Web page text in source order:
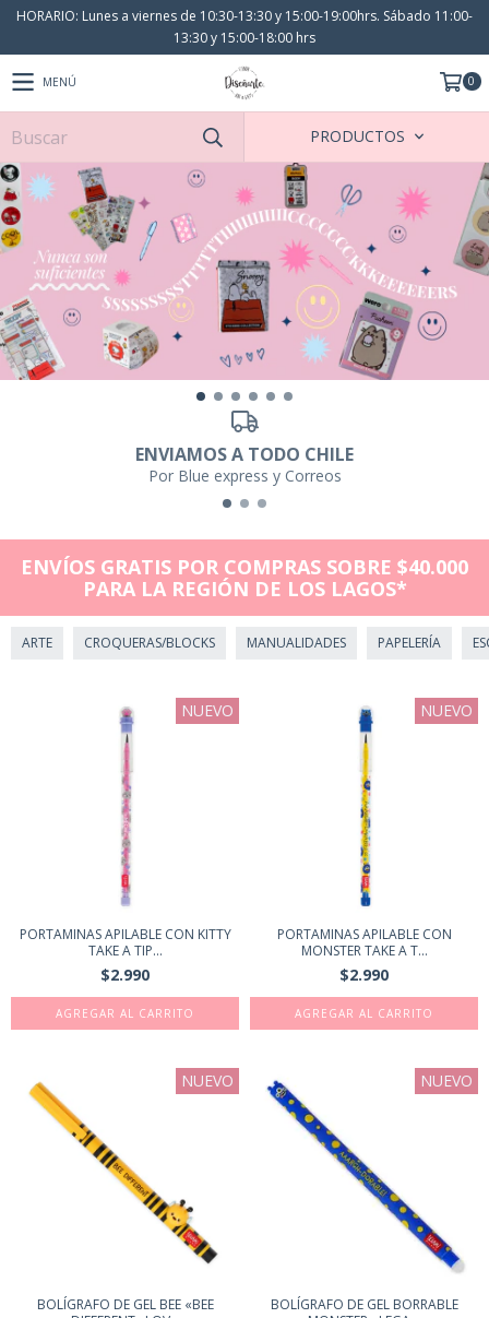
HORARIO: Lunes a viernes de 10:30-13:30 y 15:00-19:00hrs. Sábado 11:00-
13:30 y 15:00-18:00 hrs
MENÚ 0
PRODUCTOS
ENVIAMOS A TODO CHILE
Por Blue express y Correos
ENVÍOS GRATIS POR COMPRAS SOBRE $40.000
PARA LA REGIÓN DE LOS LAGOS*
ARTE CROQUERAS/BLOCKS MANUALIDADES PAPELERÍA
NUEVO
PORTAMINAS APILABLE CON KITTY
TAKE A TIP...
$2.990
NUEVO
PORTAMINAS APILABLE CON
MONSTER TAKE A T...
$2.990
NUEVO
BOLÍGRAFO DE GEL BEE «BEE
NUEVO
BOLÍGRAFO DE GEL BORRABLE